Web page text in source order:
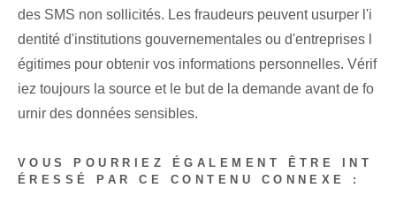
des SMS non sollicités. Les fraudeurs peuvent usurper l'i
dentité d'institutions gouvernementales ou d'entreprises l
égitimes pour obtenir vos informations personnelles. Vérif
iez toujours la source et le but de la demande avant de fo
urnir des données sensibles.
VOUS POURRIEZ ÉGALEMENT ÊTRE INT
ÉRESSÉ PAR CE CONTENU CONNEXE :